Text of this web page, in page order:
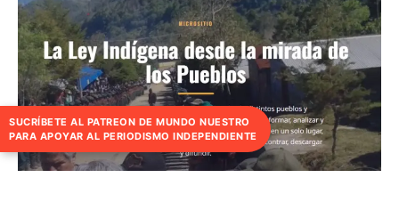
SUCRÍBETE AL PATREON DE MUNDO NUESTRO
PARA APOYAR AL PERIODISMO INDEPENDIENTE